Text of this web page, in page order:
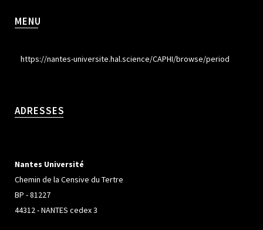
MENU
https://nantes-universite.hal.science/CAPHI/browse/period
ADRESSES
Nantes Université
Chemin de la Censive du Tertre
BP - 81227
44312 - NANTES cedex 3